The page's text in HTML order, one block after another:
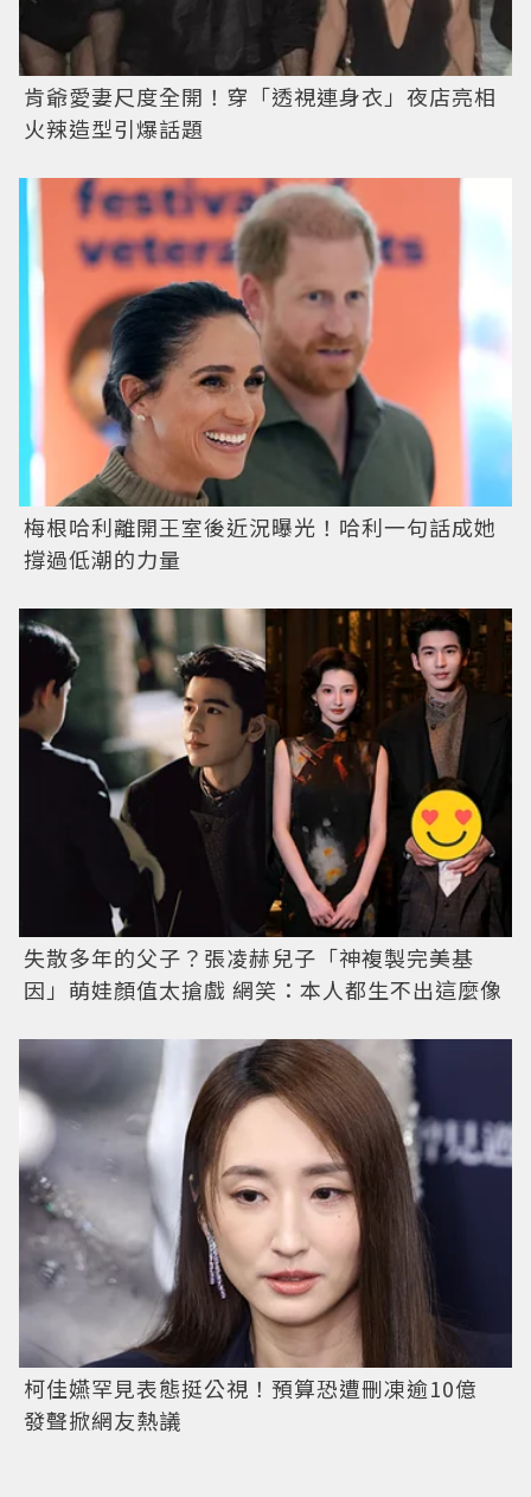
肯爺愛妻尺度全開！穿「透視連身衣」夜店亮相
火辣造型引爆話題
梅根哈利離開王室後近況曝光！哈利一句話成她
撐過低潮的力量
失散多年的父子？張凌赫兒子「神複製完美基
因」萌娃顏值太搶戲 網笑：本人都生不出這麼像
柯佳嬿罕見表態挺公視！預算恐遭刪凍逾10億
發聲掀網友熱議